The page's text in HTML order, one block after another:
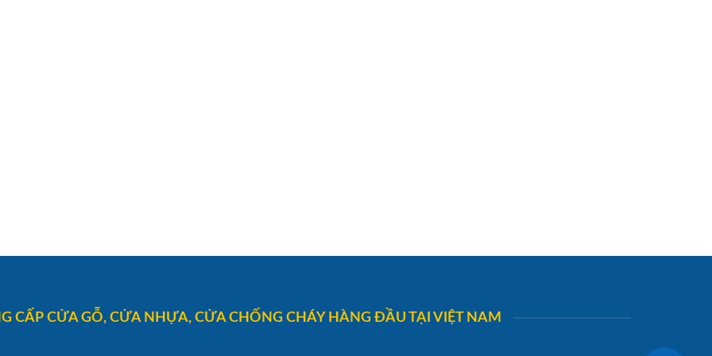
CẤP CỬA GỖ, CỬA NHỰA, CỬA CHỐNG CHÁY HÀNG ĐẦU TẠI VIỆT NAM